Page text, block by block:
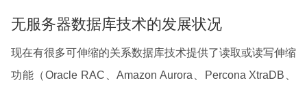
无服务器数据库技术的发展状况
现在有很多可伸缩的关系数据库技术提供了读取或读写伸缩
功能（Oracle RAC、Amazon Aurora、Percona XtraDB、